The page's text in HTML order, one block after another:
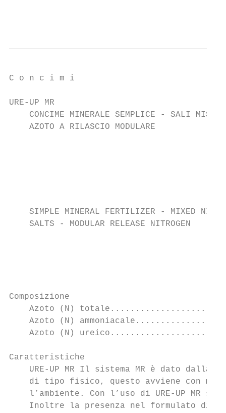
C o n c i m i
URE-UP MR
CONCIME MINERALE SEMPLICE - SALI MISTI
AZOTO A RILASCIO MODULARE
SIMPLE MINERAL FERTILIZER - MIXED
SALTS - MODULAR RELEASE NITROGEN
Composizione
Azoto (N)
Azoto (N)
Azoto (N)
Caratteristiche
URE-UP MR Il sistema MR è dato dalla
di tipo fisico, questo avviene con
l’ambiente. Con l’uso di URE-UP MR si
Inoltre la presenza nel formulato di